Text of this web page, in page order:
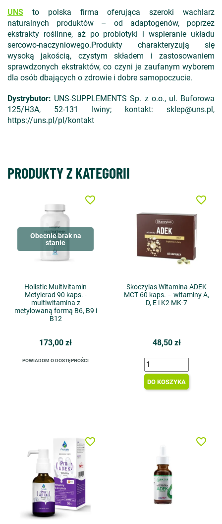
UNS to polska firma oferująca szeroki wachlarz
naturalnych produktów – od adaptogenów, poprzez
ekstrakty roślinne, aż po probiotyki i wspieranie układu
sercowo-naczyniowego.Produkty charakteryzują się
wysoką jakością, czystym składem i zastosowaniem
sprawdzonych ekstraktów, co czyni je zaufanym wyborem
dla osób dbających o zdrowie i dobre samopoczucie.
Dystrybutor: UNS-SUPPLEMENTS Sp. z o.o., ul. Buforowa
125/H3A, 52-131 Iwiny; kontakt: sklep@uns.pl,
https://uns.pl/pl/kontakt
PRODUKTY Z KATEGORII
Obecnie brak na
stanie
Holistic Multivitamin
Metylerad 90 kaps. -
multiwitamina z
metylowaną formą B6, B9 i
B12
173,00 zł
POWIADOM O DOSTĘPNOŚCI
favorite_border
Skoczylas Witamina ADEK
MCT 60 kaps. – witaminy A,
D, E i K2 MK-7
48,50 zł
DO KOSZYKA
favorite_border
favorite_border favorite_border